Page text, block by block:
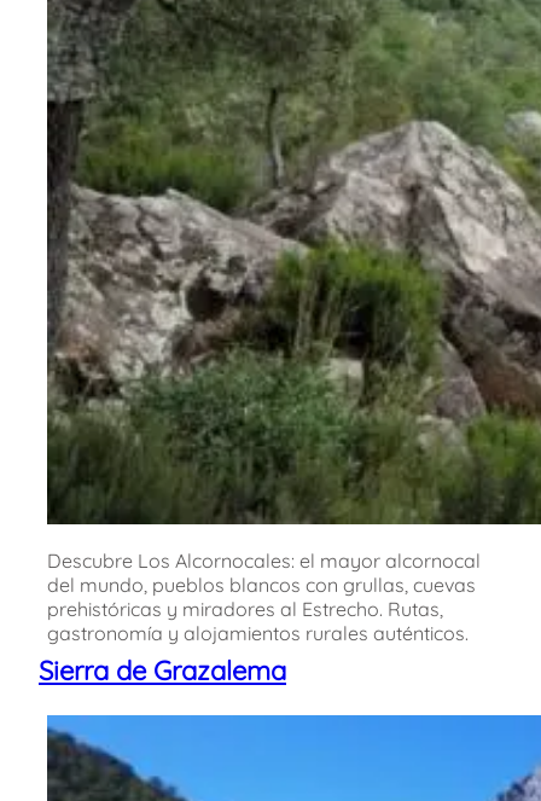
Descubre Los Alcornocales: el mayor alcornocal
del mundo, pueblos blancos con grullas, cuevas
prehistóricas y miradores al Estrecho. Rutas,
gastronomía y alojamientos rurales auténticos.
Sierra de Grazalema